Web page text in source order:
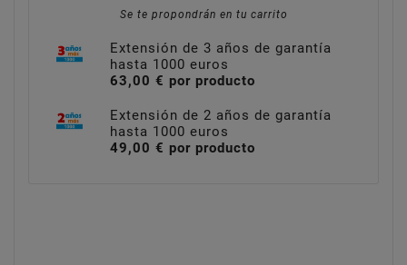
Se te propondrán en tu carrito
Extensión de 3 años de garantía
hasta 1000 euros
63,00 € por producto
Extensión de 2 años de garantía
hasta 1000 euros
49,00 € por producto